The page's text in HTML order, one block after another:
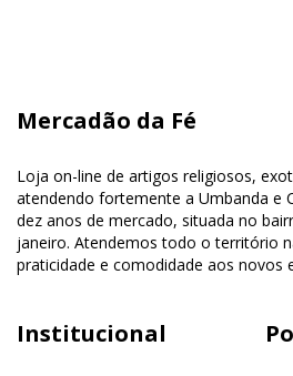
Mercadão da Fé
Loja on-line de artigos religiosos,
atendendo fortemente a Umbanda e
dez anos de mercado, situada no
janeiro. Atendemos todo o território
praticidade e comodidade aos novos
Institucional